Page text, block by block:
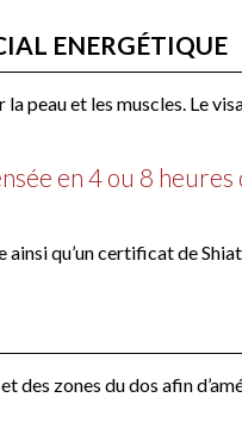
ENERGÉTIQUE
peau et les muscles. Le
en 4 ou 8 heures
qu’un certificat de
des zones du dos afin